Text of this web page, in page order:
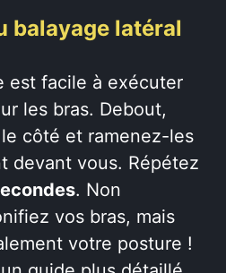
balayage latéral
est facile à exécuter
les bras. Debout,
côté et ramenez-les
devant vous. Répétez
. Non
vos bras, mais
votre posture !